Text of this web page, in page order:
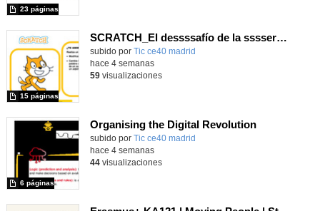
23 páginas
SCRATCH_El dessssafío de la sssserpiente
subido por Tic ce40 madrid
15 páginas
hace 4 semanas
59visualizaciones
Organising the Digital Revolution
subido por Tic ce40 madrid
6 páginas
hace 4 semanas
44visualizaciones